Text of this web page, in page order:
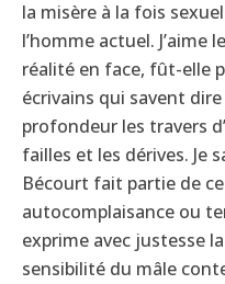
la misère à la fois
l’homme actuel.
réalité en face, fût-elle
écrivains qui savent
profondeur les travers
failles et les dérives. Je
Bécourt fait partie de
autocomplaisance ou
exprime avec justesse
sensibilité du mâle